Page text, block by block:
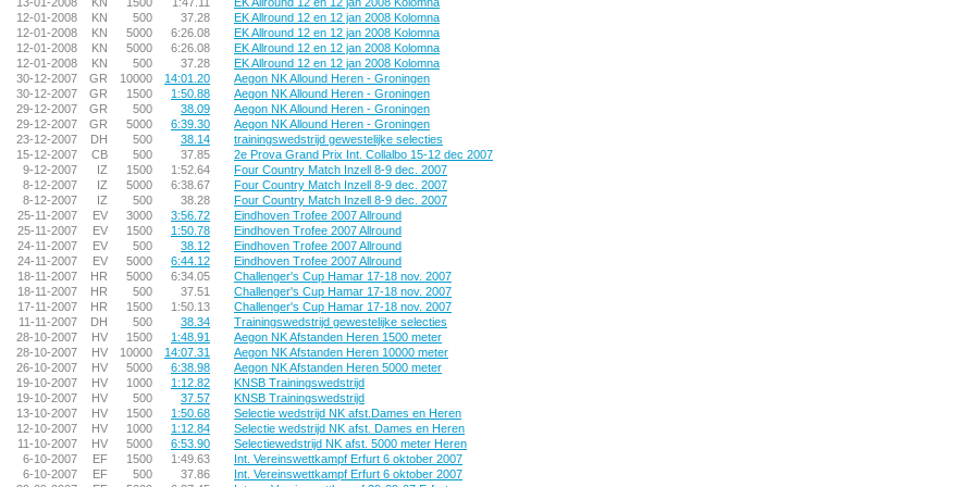
12-01-2008
KN 500 37.28
EK Allround 12 en 12 jan 2008 Kolomna
12-01-2008
KN 5000 6:26.08
EK Allround 12 en 12 jan 2008 Kolomna
12-01-2008
KN 5000 6:26.08
EK Allround 12 en 12 jan 2008 Kolomna
12-01-2008
KN 500 37.28
EK Allround 12 en 12 jan 2008 Kolomna
30-12-2007
GR 10000 14:01.20
Aegon NK Allound Heren - Groningen
30-12-2007
GR 1500 1:50.88
Aegon NK Allound Heren - Groningen
29-12-2007
GR 500 38.09
Aegon NK Allound Heren - Groningen
29-12-2007
GR 5000 6:39.30
Aegon NK Allound Heren - Groningen
23-12-2007
DH 500 38.14
trainingswedstrijd gewestelijke selecties
15-12-2007
CB 500 37.85
2e Prova Grand Prix Int. Collalbo 15-12 dec 2007
9-12-2007
IZ 1500 1:52.64
Four Country Match Inzell 8-9 dec. 2007
8-12-2007
IZ 5000 6:38.67
Four Country Match Inzell 8-9 dec. 2007
8-12-2007
IZ 500 38.28
Four Country Match Inzell 8-9 dec. 2007
25-11-2007
EV 3000 3:56.72
Eindhoven Trofee 2007 Allround
25-11-2007
EV 1500 1:50.78
Eindhoven Trofee 2007 Allround
24-11-2007
EV 500 38.12
Eindhoven Trofee 2007 Allround
24-11-2007
EV 5000 6:44.12
Eindhoven Trofee 2007 Allround
18-11-2007
HR 5000 6:34.05
Challenger's Cup Hamar 17-18 nov. 2007
18-11-2007
HR 500 37.51
Challenger's Cup Hamar 17-18 nov. 2007
17-11-2007
HR 1500 1:50.13
Challenger's Cup Hamar 17-18 nov. 2007
11-11-2007
DH 500 38.34
Trainingswedstrijd gewestelijke selecties
28-10-2007
HV 1500 1:48.91
Aegon NK Afstanden Heren 1500 meter
28-10-2007
HV 10000 14:07.31
Aegon NK Afstanden Heren 10000 meter
26-10-2007
HV 5000 6:38.98
Aegon NK Afstanden Heren 5000 meter
19-10-2007
HV 1000 1:12.82
KNSB Trainingswedstrijd
19-10-2007
HV 500 37.57
KNSB Trainingswedstrijd
13-10-2007
HV 1500 1:50.68
Selectie wedstrijd NK afst.Dames en Heren
12-10-2007
HV 1000 1:12.84
Selectie wedstrijd NK afst. Dames en Heren
11-10-2007
HV 5000 6:53.90
Selectiewedstrijd NK afst. 5000 meter Heren
6-10-2007
EF 1500 1:49.63
Int. Vereinswettkampf Erfurt 6 oktober 2007
6-10-2007
EF 500 37.86
Int. Vereinswettkampf Erfurt 6 oktober 2007